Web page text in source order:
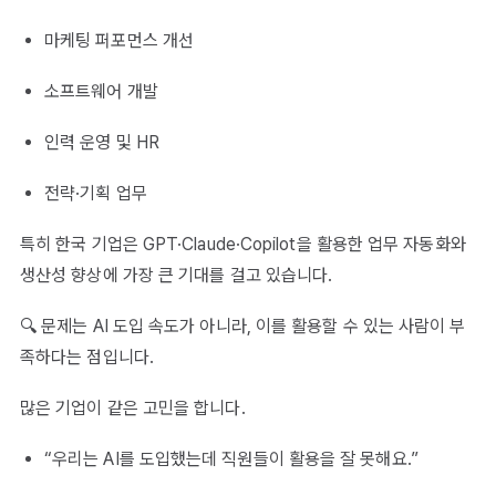
마케팅 퍼포먼스 개선
소프트웨어 개발
인력 운영 및 HR
전략·기획 업무
특히 한국 기업은 GPT·Claude·Copilot을 활용한 업무 자동화와
생산성 향상에 가장 큰 기대를 걸고 있습니다.
🔍 문제는 AI 도입 속도가 아니라, 이를 활용할 수 있는 사람이 부
족하다는 점입니다.
많은 기업이 같은 고민을 합니다.
“우리는 AI를 도입했는데 직원들이 활용을 잘 못해요.”